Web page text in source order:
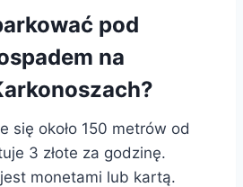
pod
na
się około 150 metrów od
3 złote za godzinę.
monetami lub kartą.